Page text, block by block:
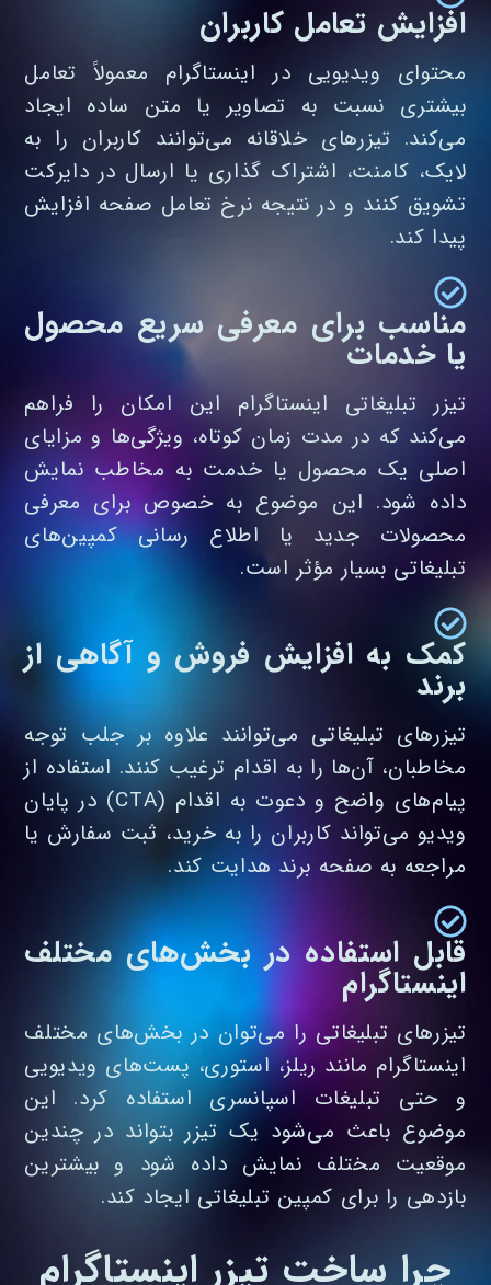
افزایش تعامل کاربران
محتوای ویدیویی در اینستاگرام معمولاً تعامل
بیشتری نسبت به تصاویر یا متن ساده ایجاد
می‌کند. تیزرهای خلاقانه می‌توانند کاربران را به
لایک، کامنت، اشتراک‌ گذاری یا ارسال در دایرکت
تشویق کنند و در نتیجه نرخ تعامل صفحه افزایش
پیدا کند.
مناسب برای معرفی سریع محصول
یا خدمات
تیزر تبلیغاتی اینستاگرام این امکان را فراهم
می‌کند که در مدت زمان کوتاه، ویژگی‌ها و مزایای
اصلی یک محصول یا خدمت به مخاطب نمایش
داده شود. این موضوع به‌ خصوص برای معرفی
محصولات جدید یا اطلاع‌ رسانی کمپین‌های
تبلیغاتی بسیار مؤثر است.
کمک به افزایش فروش و آگاهی از
برند
تیزرهای تبلیغاتی می‌توانند علاوه بر جلب توجه
مخاطبان، آن‌ها را به اقدام ترغیب کنند. استفاده از
پیام‌های واضح و دعوت به اقدام (CTA) در پایان
ویدیو می‌تواند کاربران را به خرید، ثبت سفارش یا
مراجعه به صفحه برند هدایت کند.
قابل استفاده در بخش‌های مختلف
اینستاگرام
تیزرهای تبلیغاتی را می‌توان در بخش‌های مختلف
اینستاگرام مانند ریلز، استوری، پست‌های ویدیویی
و حتی تبلیغات اسپانسری استفاده کرد. این
موضوع باعث می‌شود یک تیزر بتواند در چندین
موقعیت مختلف نمایش داده شود و بیشترین
بازدهی را برای کمپین تبلیغاتی ایجاد کند.
چرا ساخت تیزر اینستاگرام